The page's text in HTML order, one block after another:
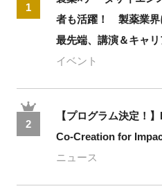
1
者も活躍！ 製薬業界
最先端、講演＆キャ
イベント
2
【プログラム決定！
Co-Creation for
ニュース